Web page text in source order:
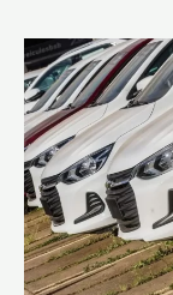
Vendas
de
automóveis
no
Brasil
têm
alta
de
9,2%
no
ano